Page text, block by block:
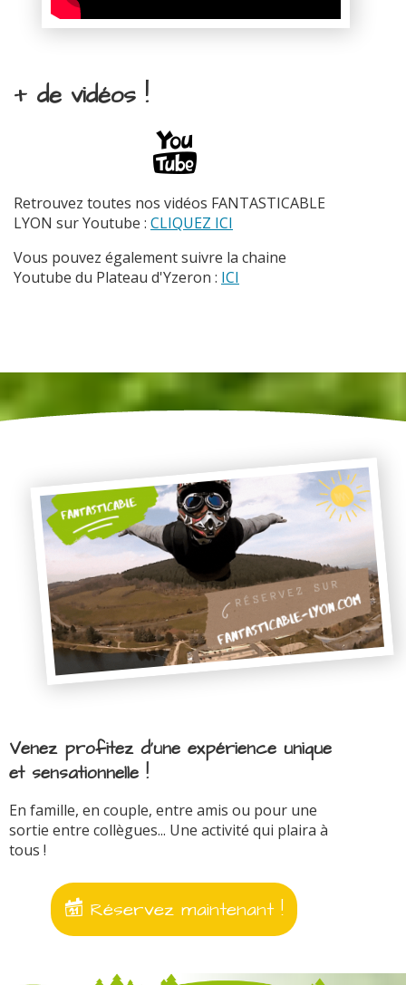
+ de vidéos !
Retrouvez toutes nos vidéos FANTASTICABLE
LYON sur Youtube : CLIQUEZ ICI
Vous pouvez également suivre la chaine
Youtube du Plateau d'Yzeron : ICI
Venez profitez d'une expérience unique
et sensationnelle !
En famille, en couple, entre amis ou pour une
sortie entre collègues... Une activité qui plaira à
tous !
Réservez maintenant !